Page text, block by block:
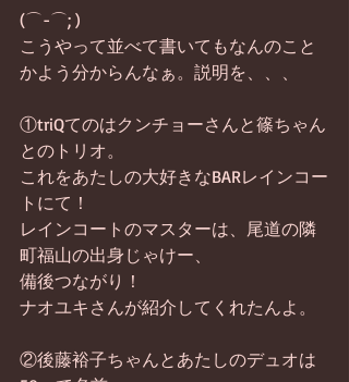
(⌒-⌒; )
こうやって並べて書いてもなんのこと
かよう分からんなぁ。説明を、、、
①triQてのはクンチョーさんと篠ちゃん
とのトリオ。
これをあたしの大好きなBARレインコー
トにて！
レインコートのマスターは、尾道の隣
町福山の出身じゃけー、
備後つながり！
ナオユキさんが紹介してくれたんよ。
②後藤裕子ちゃんとあたしのデュオは